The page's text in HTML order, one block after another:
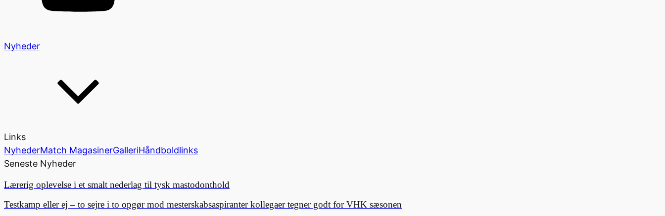
Nyheder
Links
NyhederMatch MagasinerGalleriHåndboldlinks
Seneste Nyheder
Lærerig oplevelse i et smalt nederlag til tysk mastodonthold
Testkamp eller ej – to sejre i to opgør mod mesterskabsaspiranter kollegaer tegner godt for VHK sæsonen